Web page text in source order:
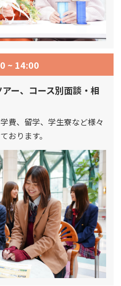
~ 14:00
ー、コース別面談・相
費、留学、学生寮など様々
おります。